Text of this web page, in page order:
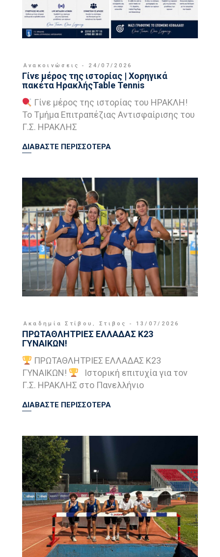
Ανακοινώσεις 24/07/2026
Γίνε μέρος της ιστορίας | Χορηγικά
πακέτα ΗρακλήςTable Tennis
Γίνε μέρος της ιστορίας του ΗΡΑΚΛΗ!
Το Τμήμα Επιτραπέζιας Αντισφαίρισης του
Γ.Σ. ΗΡΑΚΛΗΣ
ΔΙΑΒΑΣΤΕ ΠΕΡΙΣΣΟΤΕΡΑ
Ακαδημία Στίβου , Στιβος 13/07/2026
ΠΡΩΤΑΘΛΗΤΡΙΕΣ ΕΛΛΑΔΑΣ Κ23
ΓΥΝΑΙΚΩΝ!
ΠΡΩΤΑΘΛΗΤΡΙΕΣ ΕΛΛΑΔΑΣ Κ23
ΓΥΝΑΙΚΩΝ!
Ιστορική επιτυχία για τον
Γ.Σ. ΗΡΑΚΛΗΣ στο Πανελλήνιο
ΔΙΑΒΑΣΤΕ ΠΕΡΙΣΣΟΤΕΡΑ